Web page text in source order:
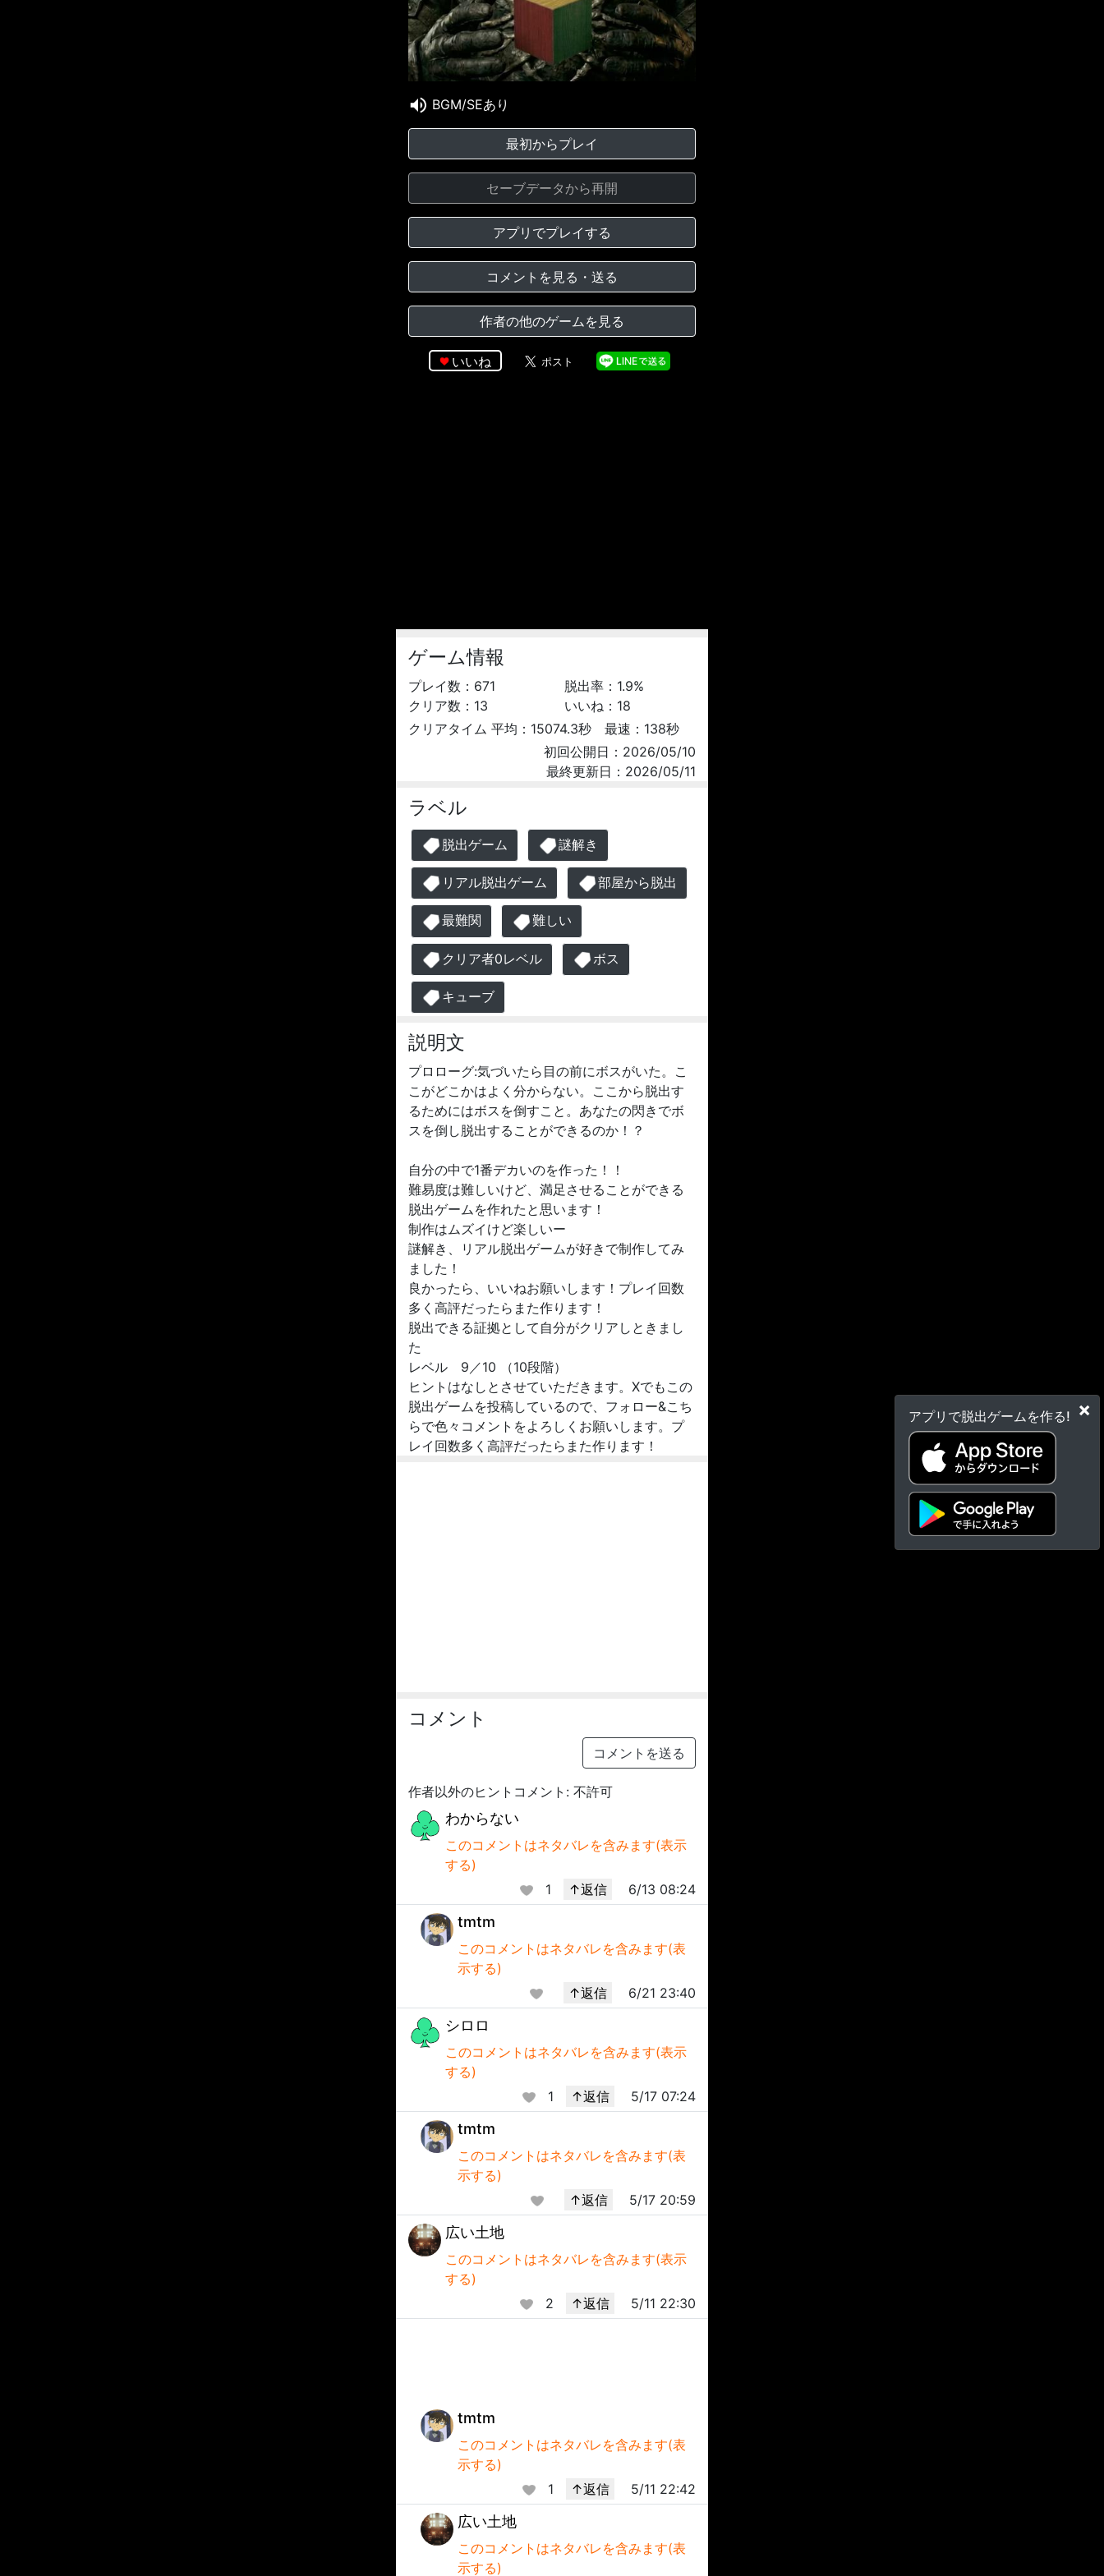
×
アプリで脱出ゲームを作る!
BGM/SEあり
最初からプレイ
セーブデータから再開
アプリでプレイする
コメントを見る・送る
作者の他のゲームを見る
いいね
ゲーム情報
プレイ数： 671
クリア数： 13
脱出率： 1.9%
いいね： 18
クリアタイム 平均：15074.3秒 最速：138秒
初回公開日：2026/05/10
最終更新日：2026/05/11
ラベル
脱出ゲーム 謎解き
リアル脱出ゲーム 部屋から脱出
最難関 難しい
クリア者0レベル ボス
キューブ
説明文
プロローグ:気づいたら目の前にボスがいた。こ
こがどこかはよく分からない。ここから脱出す
るためにはボスを倒すこと。あなたの閃きでボ
スを倒し脱出することができるのか！？
自分の中で1番デカいのを作った！！
難易度は難しいけど、満足させることができる
脱出ゲームを作れたと思います！
制作はムズイけど楽しいー
謎解き、リアル脱出ゲームが好きで制作してみ
ました！
良かったら、いいねお願いします！プレイ回数
多く高評だったらまた作ります！
脱出できる証拠として自分がクリアしときまし
た
レベル 9／10 （10段階）
ヒントはなしとさせていただきます。Xでもこの
脱出ゲームを投稿しているので、フォロー&こち
らで色々コメントをよろしくお願いします。プ
レイ回数多く高評だったらまた作ります！
コメント
コメントを送る
作者以外のヒントコメント: 不許可
わからない
このコメントはネタバレを含みます(表示
する)
1
↑返信 6/13 08:24
tmtm
このコメントはネタバレを含みます(表
示する)
↑返信
6/21 23:40
シロロ
このコメントはネタバレを含みます(表示
する)
1
↑返信 5/17 07:24
tmtm
このコメントはネタバレを含みます(表
示する)
↑返信
5/17 20:59
広い土地
このコメントはネタバレを含みます(表示
する)
2
↑返信 5/11 22:30
tmtm
このコメントはネタバレを含みます(表
示する)
1
↑返信 5/11 22:42
広い土地
このコメントはネタバレを含みます(表
示する)